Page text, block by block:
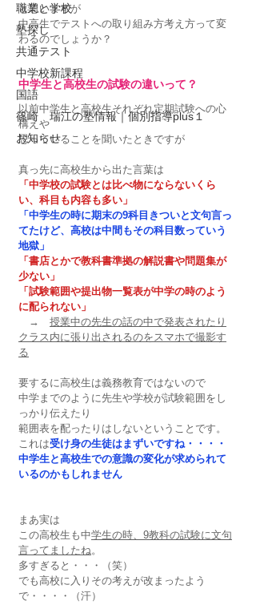
職業と学校
塾探し
共通テスト
中学校新課程
国語
篠崎 瑞江の塾情報｜個別指導plus１
お知らせ
と思いますが
中高生でテストへの取り組み方考え方って変
わるのでしょうか？
中学生と高校生の試験の違いって？
以前中学生と高校生それぞれ定期試験への心
構えや
思っていることを聞いたときですが
真っ先に高校生から出た言葉は
「中学校の試験とは比べ物にならないくら
い、科目も内容も多い」
「中学生の時に期末の9科目きついと文句言っ
てたけど、高校は中間もその科目数っていう
地獄」
「書店とかで教科書準拠の解説書や問題集が
少ない」
「試験範囲や提出物一覧表が中学の時のよう
に配られない」
→ 授業中の先生の話の中で発表されたり
クラス内に張り出されるのをスマホで撮影す
る
要するに高校生は義務教育ではないので
中学までのように先生や学校が試験範囲をし
っかり伝えたり
範囲表を配ったりはしないということです。
これは受け身の生徒はまずいですね・・・・
中学生と高校生での意識の変化が求められて
いるのかもしれません
まあ実は
この高校生も中学生の時、9教科の試験に文句
言ってましたね。
多すぎると・・・（笑）
でも高校に入りその考えが改まったよう
で・・・・（汗）